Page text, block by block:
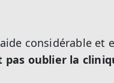
considérable et
oublier la